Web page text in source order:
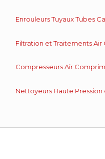
Enrouleurs Tuyaux Tubes
Filtration et Traitements
Compresseurs Air
Nettoyeurs Haute